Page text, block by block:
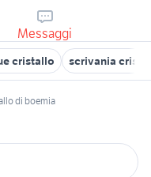
Messaggi
cristallo scrivania
di boemia